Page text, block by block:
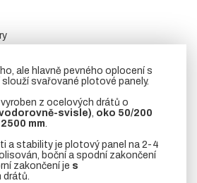
ale hlavně pevného oplocení s
svařované plotové panely.
z ocelových drátů o
svisle), oko 50/200
2500 mm.
a stability je plotový panel na 2-4
boční a spodní zakončení
zakončení je s
drátů.